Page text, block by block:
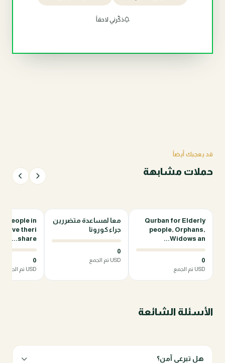
ذكّرني لاحقاً
قد يعجبك أيضاً
حملات مشابهة
0%Qurban for Elderly
people, Orphans,
Widows an...
0
USD تم الجمع
0%
معا لمساعدة متضررين
جراء كورونا
0
USD تم الجمع
people in
have theri
share...
0
USD تم الجمع
الأسئلة الشائعة
هل تبرعي آمن؟